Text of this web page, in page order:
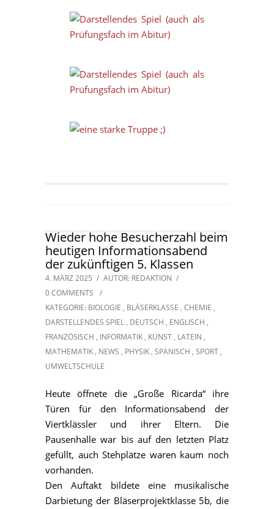
Wieder hohe Besucherzahl beim
heutigen Informationsabend
der zukünftigen 5. Klassen
4. MÄRZ 2025 / AUTOR: REDAKTION /
0 COMMENTS
/
KATEGORIE: BIOLOGIE , BLÄSERKLASSE , CHEMIE ,
DARSTELLENDES SPIEL , DEUTSCH , ENGLISCH ,
FRANZÖSISCH , INFORMATIK , KUNST , LATEIN ,
MATHEMATIK , NEWS , PHYSIK , SPANISCH , SPORT ,
UMWELTSCHULE
Heute öffnete die „Große Ricarda“ ihre
Türen für den Informationsabend der
Viertklässler und ihrer Eltern. Die
Pausenhalle war bis auf den letzten Platz
gefüllt, auch Stehplätze waren kaum noch
vorhanden.
Den Auftakt bildete eine musikalische
Darbietung der Bläserprojektklasse 5b, die